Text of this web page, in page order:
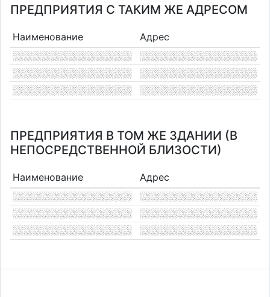
ПРЕДПРИЯТИЯ С ТАКИМ ЖЕ АДРЕСОМ
Наименование Адрес
ПРЕДПРИЯТИЯ В ТОМ ЖЕ ЗДАНИИ (В
НЕПОСРЕДСТВЕННОЙ БЛИЗОСТИ)
Наименование Адрес